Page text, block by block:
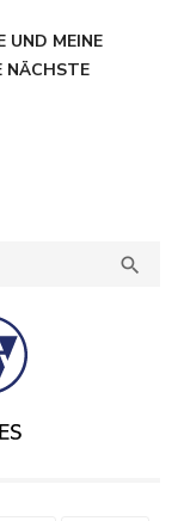
UND MEINE
NÄCHSTE
